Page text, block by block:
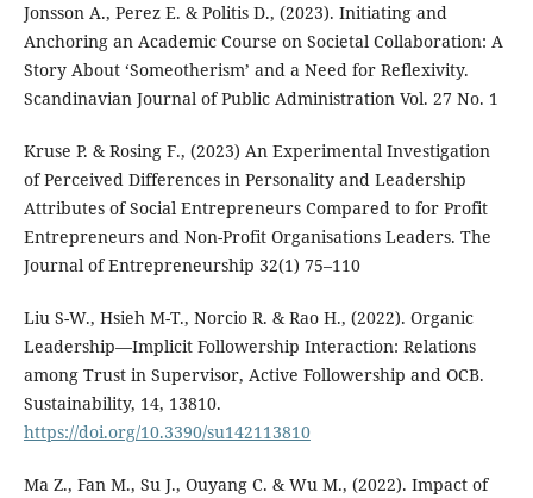
Jonsson A., Perez E. & Politis D., (2023). Initiating and
Anchoring an Academic Course on Societal Collaboration: A
Story About ‘Someotherism’ and a Need for Reflexivity.
Scandinavian Journal of Public Administration Vol. 27 No. 1
Kruse P. & Rosing F., (2023) An Experimental Investigation
of Perceived Differences in Personality and Leadership
Attributes of Social Entrepreneurs Compared to for Profit
Entrepreneurs and Non-Profit Organisations Leaders. The
Journal of Entrepreneurship 32(1) 75–110
Liu S-W., Hsieh M-T., Norcio R. & Rao H., (2022). Organic
Leadership—Implicit Followership Interaction: Relations
among Trust in Supervisor, Active Followership and OCB.
Sustainability, 14, 13810.
https://doi.org/10.3390/su142113810
Ma Z., Fan M., Su J., Ouyang C. & Wu M., (2022). Impact of